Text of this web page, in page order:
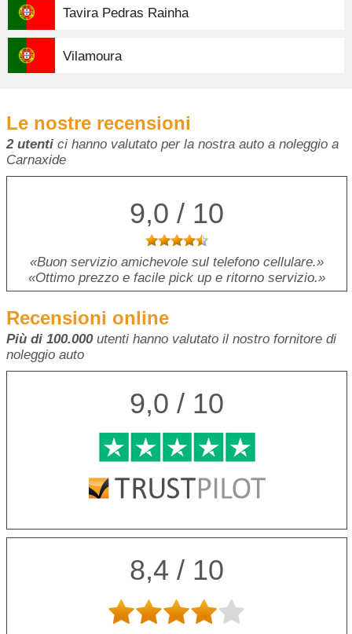
Tavira Pedras Rainha
Vilamoura
Le nostre recensioni
2 utenti ci hanno valutato per la nostra auto a noleggio a
Carnaxide
9,0 / 10
Buon servizio amichevole sul telefono cellulare.
Ottimo prezzo e facile pick up e ritorno servizio.
Recensioni online
Più di 100.000utenti hanno valutato il nostro fornitore di
noleggio auto
9,0 / 10
8,4 / 10